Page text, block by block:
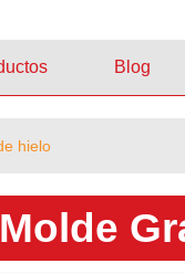
Blog
hielo
Molde